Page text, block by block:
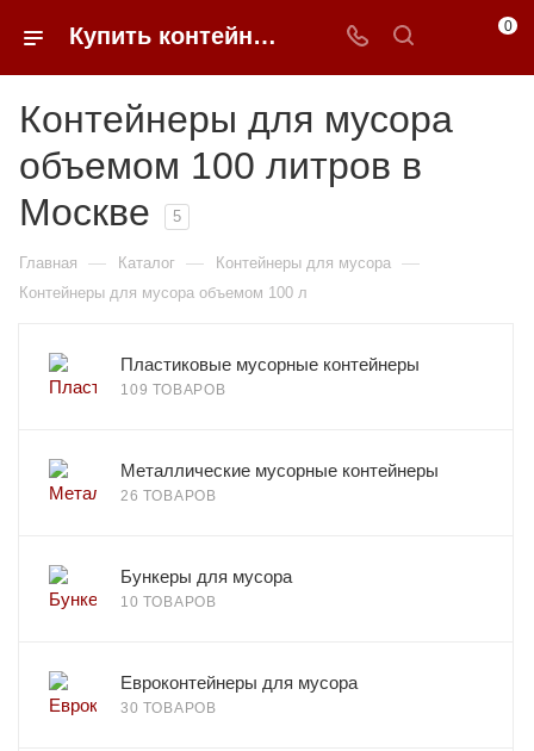
Купить контейнеры для мусора 100 литров в Москве | 0FFER 0
Контейнеры для мусора
объемом 100 литров в
Москве
5
Главная — Каталог — Контейнеры для мусора —
Контейнеры для мусора объемом 100 л
Пластиковые мусорные контейнеры
109 ТОВАРОВ
Металлические мусорные контейнеры
26 ТОВАРОВ
Бункеры для мусора
10 ТОВАРОВ
Евроконтейнеры для мусора
30 ТОВАРОВ